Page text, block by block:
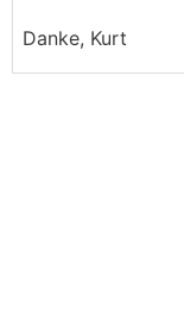
Danke, Kurt